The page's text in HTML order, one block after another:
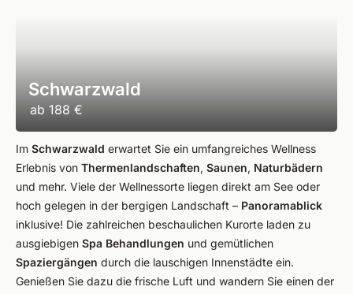
Schwarzwald
ab 188 €
Im Schwarzwald erwartet Sie ein umfangreiches Wellness
Erlebnis von Thermenlandschaften, Saunen, Naturbädern
und mehr. Viele der Wellnessorte liegen direkt am See oder
hoch gelegen in der bergigen Landschaft – Panoramablick
inklusive! Die zahlreichen beschaulichen Kurorte laden zu
ausgiebigen Spa Behandlungen und gemütlichen
Spaziergängen durch die lauschigen Innenstädte ein.
Genießen Sie dazu die frische Luft und wandern Sie einen der